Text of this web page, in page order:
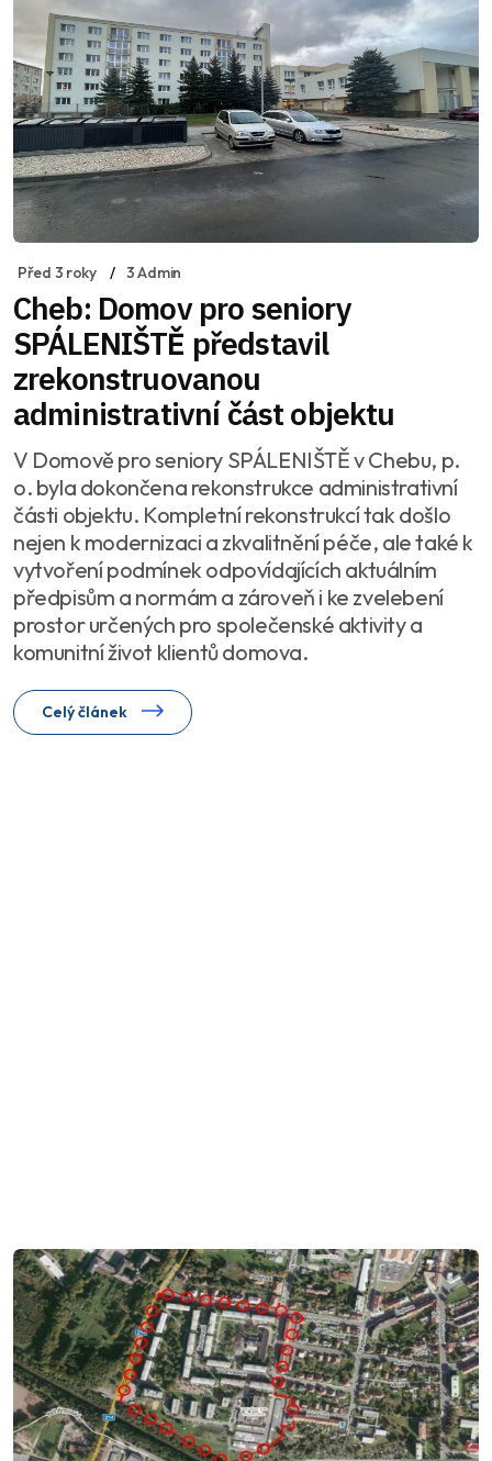
Před 3 roky 3 Admin
Cheb: Domov pro seniory
SPÁLENIŠTĚ představil
zrekonstruovanou
administrativní část objektu
V Domově pro seniory SPÁLENIŠTĚ v Chebu, p.
o. byla dokončena rekonstrukce administrativní
části objektu. Kompletní rekonstrukcí tak došlo
nejen k modernizaci a zkvalitnění péče, ale také k
vytvoření podmínek odpovídajících aktuálním
předpisům a normám a zároveň i ke zvelebení
prostor určených pro společenské aktivity a
komunitní život klientů domova.
Celý článek